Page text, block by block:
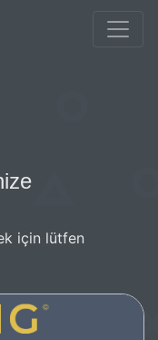
için lütfen